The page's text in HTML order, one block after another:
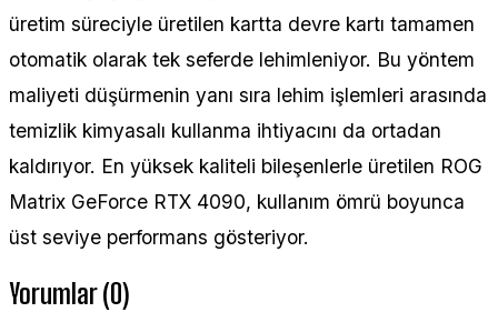
üretim süreciyle üretilen kartta devre kartı tamamen
otomatik olarak tek seferde lehimleniyor. Bu yöntem
maliyeti düşürmenin yanı sıra lehim işlemleri arasında
temizlik kimyasalı kullanma ihtiyacını da ortadan
kaldırıyor. En yüksek kaliteli bileşenlerle üretilen ROG
Matrix GeForce RTX 4090, kullanım ömrü boyunca
üst seviye performans gösteriyor.
Yorumlar (0)